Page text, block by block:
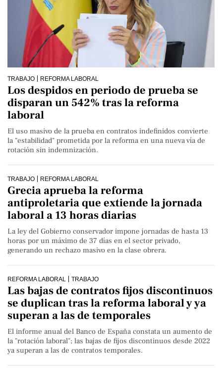
TRABAJO REFORMA LABORAL
Los despidos en periodo de prueba se
disparan un 542% tras la reforma
laboral
El uso masivo de la prueba en contratos indefinidos convierte
la "estabilidad" prometida por la reforma en una nueva vía de
rotación sin indemnización.
TRABAJO REFORMA LABORAL
Grecia aprueba la reforma
antiproletaria que extiende la jornada
laboral a 13 horas diarias
La ley del Gobierno conservador impone jornadas de hasta 13
horas por un máximo de 37 días en el sector privado,
generando un rechazo masivo en la clase obrera.
REFORMA LABORAL TRABAJO
Las bajas de contratos fijos discontinuos
se duplican tras la reforma laboral y ya
superan a las de temporales
El informe anual del Banco de España constata un aumento de
la "rotación laboral"; las bajas de fijos discontinuos desde 2022
ya superan a las de contratos temporales.